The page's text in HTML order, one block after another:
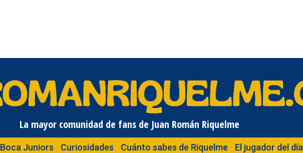
La mayor comunidad de fans de Juan Román Riquelme
Boca Juniors Curiosidades Cuánto sabes de Riquelme El jugador del día